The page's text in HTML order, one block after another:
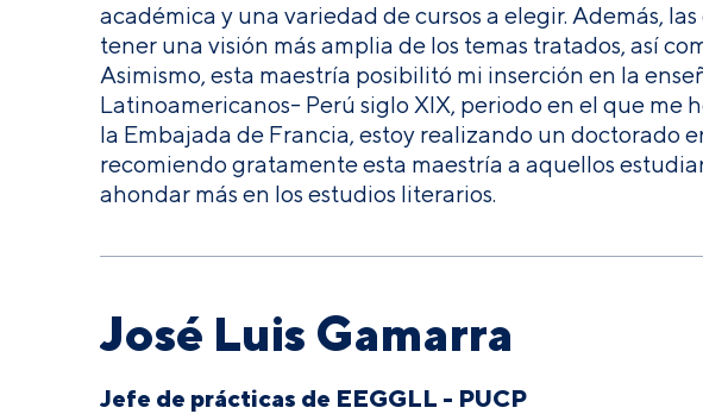
académica y una variedad de cursos a elegir. Además,
tener una visión más amplia de los temas tratados, así
Asimismo, esta maestría posibilitó mi inserción en la
Latinoamericanos- Perú siglo XIX, periodo en el que me
la Embajada de Francia, estoy realizando un doctorado
recomiendo gratamente esta maestría a aquellos
ahondar más en los estudios literarios.
José Luis Gamarra
Jefe de prácticas de EEGGLL - PUCP